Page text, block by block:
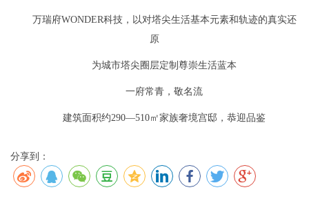
万瑞府WONDER科技，以对塔尖生活基本元素和轨迹的真实还
原
为城市塔尖圈层定制尊崇生活蓝本
一府常青，敬名流
建筑面积约290—510㎡家族奢境宫邸，恭迎品鉴
分享到：